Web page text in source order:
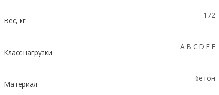
10Вес, кг
172
Класс нагрузки
A B C D E F
Материал
бетон